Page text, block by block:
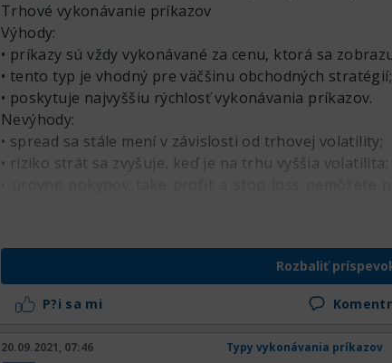
Trhové vykonávanie príkazov
Výhody:
• príkazy sú vždy vykonávané za cenu, ktorá sa
• tento typ je vhodný pre väčšinu obchodných stratégií;
• poskytuje najvyššiu rýchlosť vykonávania príkazov.
Nevýhody:
• spread sa stále mení v závislosti od trhovej volatility;
• riziko strát sa zvyšuje, keď je na trhu vyššia volatilita;
Rozbaliť
P?i sa mi Komentr
20.09.2021, 07:46 Typy vykonávania príkazov